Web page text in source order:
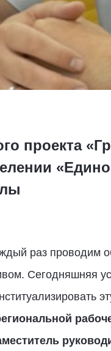
проекта
раз проводим
Сегодняшняя